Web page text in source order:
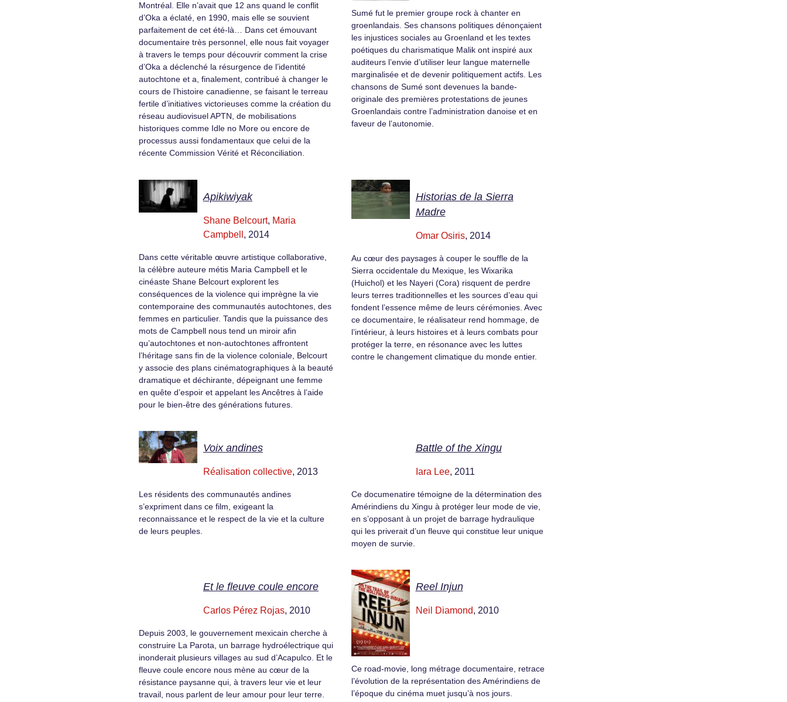
Montréal. Elle n’avait que 12 ans quand le conflit
d’Oka a éclaté, en 1990, mais elle se souvient
parfaitement de cet été-là… Dans cet émouvant
documentaire très personnel, elle nous fait voyager
à travers le temps pour découvrir comment la crise
d’Oka a déclenché la résurgence de l’identité
autochtone et a, finalement, contribué à changer le
cours de l’histoire canadienne, se faisant le terreau
fertile d’initiatives victorieuses comme la création du
réseau audiovisuel APTN, de mobilisations
historiques comme Idle no More ou encore de
processus aussi fondamentaux que celui de la
récente Commission Vérité et Réconciliation.
Sumé fut le premier groupe rock à chanter en
groenlandais. Ses chansons politiques dénonçaient
les injustices sociales au Groenland et les textes
poétiques du charismatique Malik ont inspiré aux
auditeurs l’envie d’utiliser leur langue maternelle
marginalisée et de devenir politiquement actifs. Les
chansons de Sumé sont devenues la bande-
originale des premières protestations de jeunes
Groenlandais contre l’administration danoise et en
faveur de l’autonomie.
Apikiwiyak
Shane Belcourt, Maria
Campbell , 2014
Dans cette véritable œuvre artistique collaborative,
la célèbre auteure métis Maria Campbell et le
cinéaste Shane Belcourt explorent les
conséquences de la violence qui imprègne la vie
contemporaine des communautés autochtones, des
femmes en particulier. Tandis que la puissance des
mots de Campbell nous tend un miroir afin
qu’autochtones et non-autochtones affrontent
l’héritage sans fin de la violence coloniale, Belcourt
y associe des plans cinématographiques à la beauté
dramatique et déchirante, dépeignant une femme
en quête d’espoir et appelant les Ancêtres à l’aide
pour le bien-être des générations futures.
Historias de la Sierra
Madre
Omar Osiris, 2014
Au cœur des paysages à couper le souffle de la
Sierra occidentale du Mexique, les Wixarika
(Huichol) et les Nayeri (Cora) risquent de perdre
leurs terres traditionnelles et les sources d’eau qui
fondent l’essence même de leurs cérémonies. Avec
ce documentaire, le réalisateur rend hommage, de
l’intérieur, à leurs histoires et à leurs combats pour
protéger la terre, en résonance avec les luttes
contre le changement climatique du monde entier.
Voix andines
Réalisation collective, 2013
Les résidents des communautés andines
s’expriment dans ce film, exigeant la
reconnaissance et le respect de la vie et la culture
de leurs peuples.
Battle of the Xingu
Iara Lee, 2011
Ce documenatire témoigne de la détermination des
Amérindiens du Xingu à protéger leur mode de vie,
en s’opposant à un projet de barrage hydraulique
qui les priverait d’un fleuve qui constitue leur unique
moyen de survie.
Et le fleuve coule encore
Carlos Pérez Rojas, 2010
Depuis 2003, le gouvernement mexicain cherche à
construire La Parota, un barrage hydroélectrique qui
inonderait plusieurs villages au sud d’Acapulco. Et le
fleuve coule encore nous mène au cœur de la
résistance paysanne qui, à travers leur vie et leur
travail, nous parlent de leur amour pour leur terre.
Reel Injun
Neil Diamond, 2010
Ce road-movie, long métrage documentaire, retrace
l’évolution de la représentation des Amérindiens de
l’époque du cinéma muet jusqu’à nos jours.